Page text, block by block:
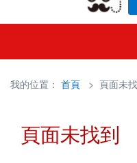
我的位置： 首頁 > 頁面未
頁面未找到